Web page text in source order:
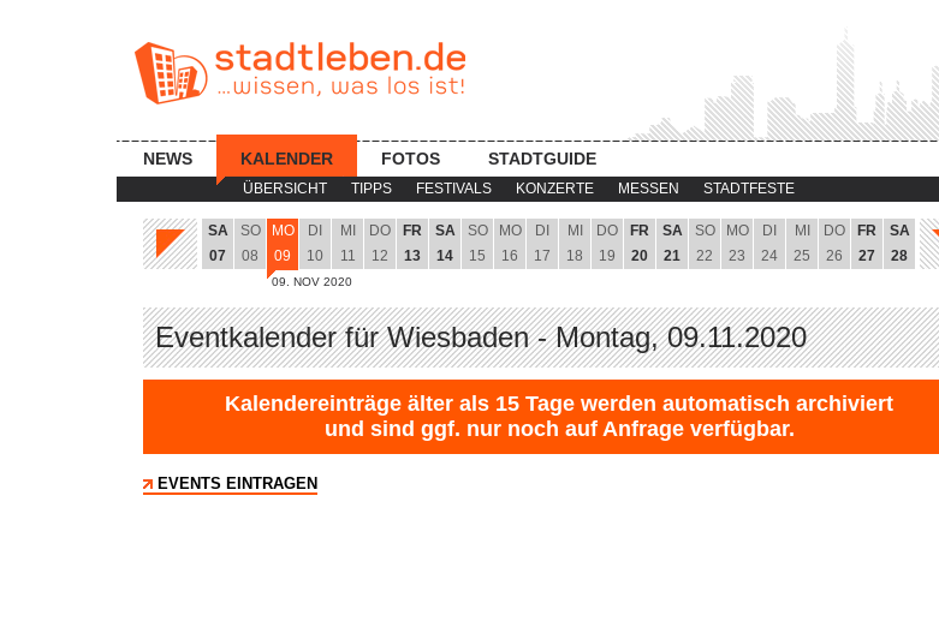
ÜBERSICHT TIPPS FESTIVALS KONZERTE MESSEN STADTFESTE
NEWS KALENDER FOTOS STADTGUIDE
SA
07
SO
08
MO
09
09. NOV 2020
DI
10
MI
11
DO
12
FR
13
SA
14
SO
15
MO
16
DI
17
MI
18
DO
19
FR
20
SA
21
SO
22
MO
23
DI
24
MI
25
DO
26
FR
27
SA
28
Eventkalender für Wiesbaden - Montag, 09.11.2020
Kalendereinträge älter als 15 Tage werden automatisch archiviert
und sind ggf. nur noch auf Anfrage verfügbar.
EVENTS EINTRAGEN